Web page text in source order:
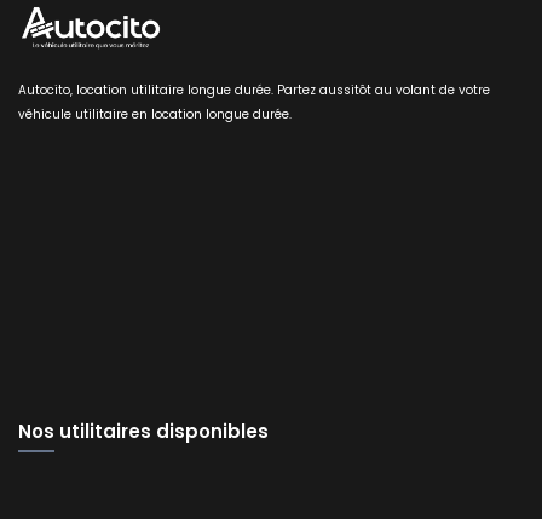
Autocito, location utilitaire longue durée. Partez aussitôt au volant de votre
véhicule utilitaire en location longue durée.
Nos utilitaires disponibles